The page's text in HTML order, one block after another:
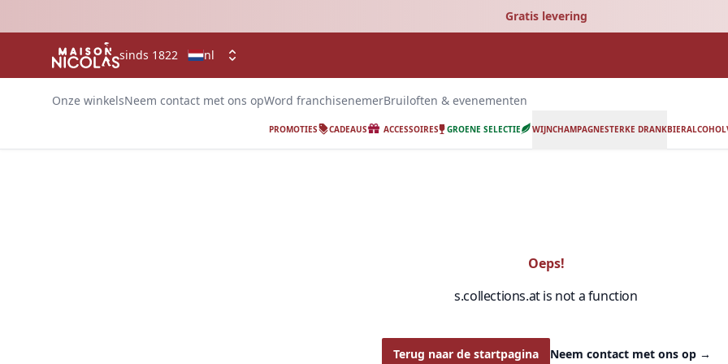
Gratis levering
sinds 1822 nl
Onze winkelsNeem contact met ons opWord franchisenemerBruiloften & evenementen
PROMOTIES CADEAUS ACCESSOIRES GROENE SELECTIE WIJNCHAMPAGNESTERKE DRANKBIER
Oeps!
s.collections.at is not a function
Terug naar de startpagina Neem contact met ons op →